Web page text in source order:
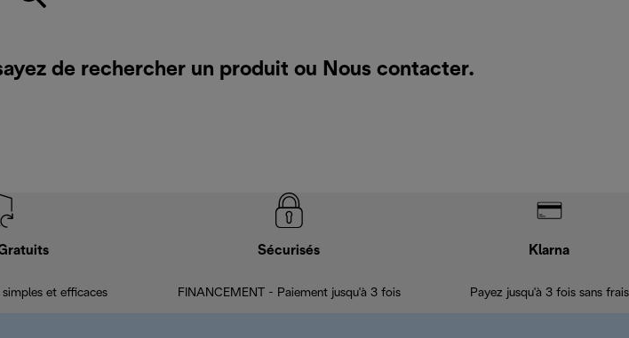
de rechercher un produit ou Nous contacter.
et efficaces
Sécurisés
FINANCEMENT - Paiement jusqu'à 3 fois
Klarna
Payez jusqu'à 3 fois sans frais